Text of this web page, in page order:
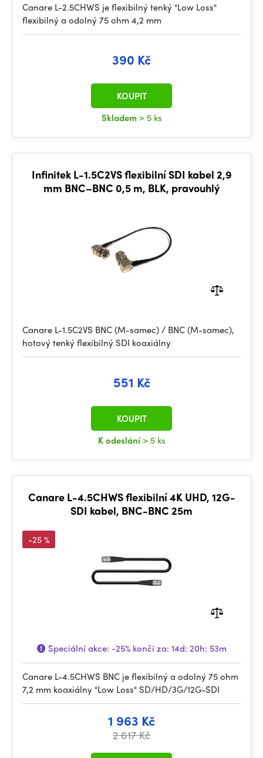
Canare L-2.5CHWS je flexibilný tenký "Low Loss"
flexibilný a odolný 75 ohm 4,2 mm
390 Kč
Skladem > 5 ks
KOUPIT
Infinitek L-1.5C2VS flexibilní SDI kabel 2,9
mm BNC–BNC 0,5 m, BLK, pravouhlý
Canare L-1.5C2VS BNC (M-samec) / BNC (M-samec),
hotový tenký flexibilný SDI koaxiálny
551 Kč
K odeslání > 5 ks
KOUPIT
Canare L-4.5CHWS flexibilní 4K UHD, 12G-
SDI kabel, BNC-BNC 25m
-25 %
Speciální akce: -25%končí za: 14d: 20h: 53m
Canare L-4.5CHWS BNC je flexibilný a odolný 75 ohm
7,2 mm koaxiálny "Low Loss" SD/HD/3G/12G-SDI
1 963 Kč
2 617 Kč